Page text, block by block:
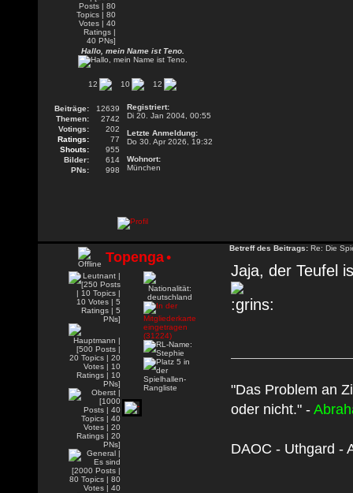
Hallo, mein Name ist Teno.
12 10 12
Beiträge:
12639
Themen:
2742
Votings:
202
Ratings:
77
Shouts:
955
Bilder:
614
PNs:
998
Registriert:
Di 20. Jan 2004, 00:55
Letzte Anmeldung:
Do 30. Apr 2026, 19:32
Wohnort:
München
Topenga•
Betreff des Beitrags: Re: Die
Jaja, der Teufel
"Das Problem an
oder nicht." -
DAOC - Uthgard -